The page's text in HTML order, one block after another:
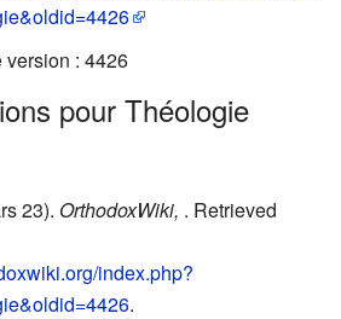
version : 4426
pour Théologie
23). OrthodoxWiki, . Retrieved
index.php?
.